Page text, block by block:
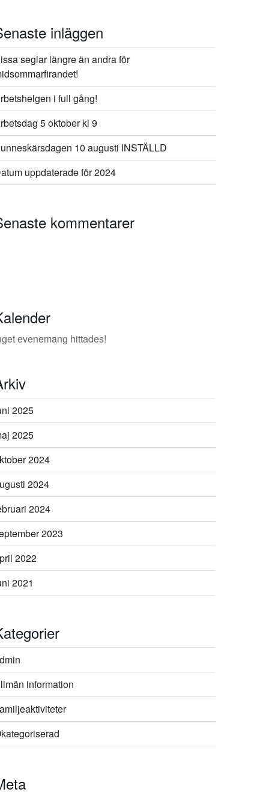
inläggen
seglar längre än andra för
i full gång!
5 oktober kl 9
10 augusti INSTÄLLD​
uppdaterade för 2024
kommentarer
evenemang hittades!
2025
2025
2024
2024
2024
2023
2022
2021
information